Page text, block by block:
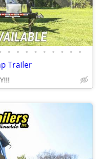
• • • • • • • • •
Trailer